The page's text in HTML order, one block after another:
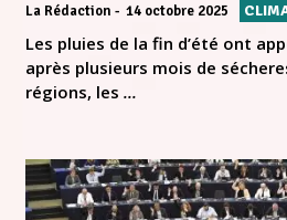
La Rédaction 14 octobre 2025
Les pluies de la fin d’été ont
après plusieurs mois de
régions, les ...